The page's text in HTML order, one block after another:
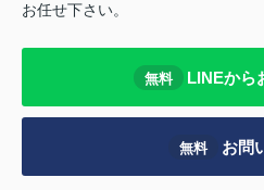
お任せ下さい。
無料 LINEから
無料 お問